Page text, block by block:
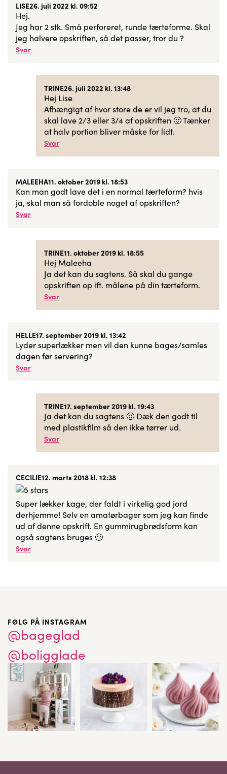
LISE26. juli 2022 kl. 09:52
Hej.
Jeg har 2 stk. Små perforeret, runde tærteforme. Skal
jeg halvere opskriften, så det passer, tror du ?
Svar
TRINE26. juli 2022 kl. 13:48
Hej Lise
Afhængigt af hvor store de er vil jeg tro, at du
skal lave 2/3 eller 3/4 af opskriften 🙂 Tænker
at halv portion bliver måske for lidt.
Svar
MALEEHA11. oktober 2019 kl. 18:53
Kan man godt lave det i en normal tærteform? hvis
ja, skal man så fordoble noget af opskriften?
Svar
TRINE11. oktober 2019 kl. 18:55
Hej Maleeha
Ja det kan du sagtens. Så skal du gange
opskriften op ift. målene på din tærteform.
Svar
HELLE17. september 2019 kl. 13:42
Lyder superlækker men vil den kunne bages/samles
dagen før servering?
Svar
TRINE17. september 2019 kl. 19:43
Ja det kan du sagtens 🙂 Dæk den godt til
med plastikfilm så den ikke tørrer ud.
Svar
CECILIE12. marts 2018 kl. 12:38
Super lækker kage, der faldt i virkelig god jord
derhjemme! Selv en amatørbager som jeg kan finde
ud af denne opskrift. En gummirugbrødsform kan
også sagtens bruges 🙂
Svar
FØLG PÅ INSTAGRAM
@bageglad
@boligglade